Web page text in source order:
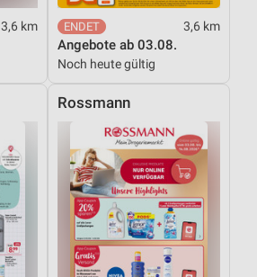
3,6 km 3,6 km
Angebote ab 03.08.
Noch heute gültig
Rossmann